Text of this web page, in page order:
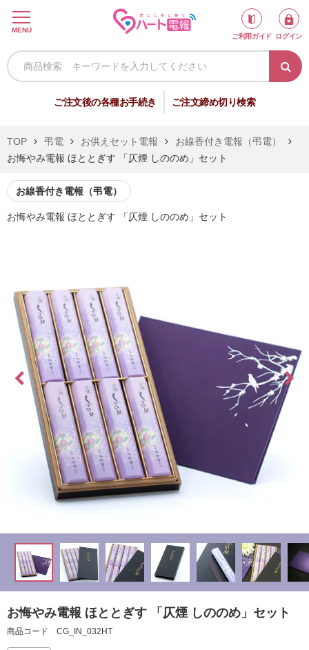
MENU
ご利用ガイド
ログイン
ご注文後の各種お手続き ご注文締め切り検索
新
会
員
録
最
お
届
け
日
検
索
ご
内
容
ご
確
TOP 弔電 お供えセット電報
お線香付き電報（弔電）
お悔やみ電報 ほととぎす 「仄煙 しののめ」セット
お線香付き電報（弔電）
お悔やみ電報 ほととぎす 「仄煙 しののめ」セット
お悔やみ電報 ほととぎす 「仄煙 しののめ」セット
商品コード CG_IN_032HT